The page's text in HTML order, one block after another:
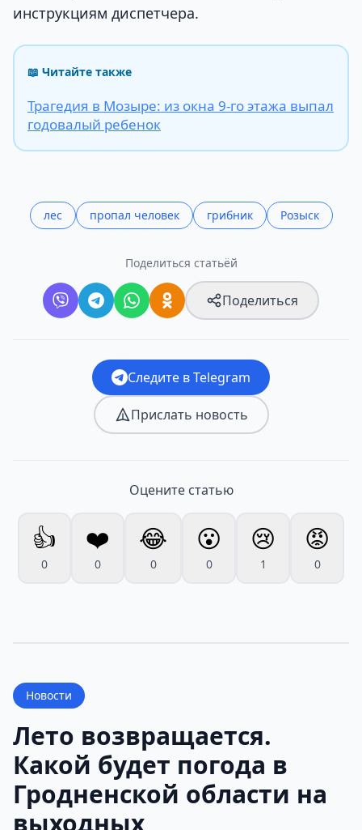
инструкциям диспетчера.
📖 Читайте также
Трагедия в Мозыре: из окна 9-го этажа выпал
годовалый ребенок
лес пропал человек грибник Розыск
Поделиться статьёй
Поделиться
Следите в Telegram
Прислать новость
Оцените статью
👍
0
❤️
0
😂
0
😮
0
😢
1
😡
0
Новости
Лето возвращается.
Какой будет погода в
Гродненской области на
выходных